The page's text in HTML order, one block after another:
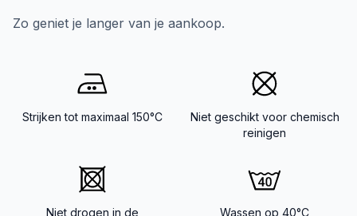
Zo geniet je langer van je aankoop.
Strijken tot maximaal 150°C
Niet geschikt voor chemisch
reinigen
Niet drogen in de
Wassen op 40°C